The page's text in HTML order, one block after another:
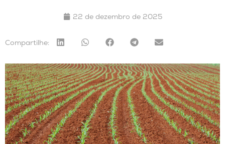
22 de dezembro de 2025
Compartilhe: